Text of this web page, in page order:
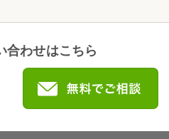
合わせはこちら